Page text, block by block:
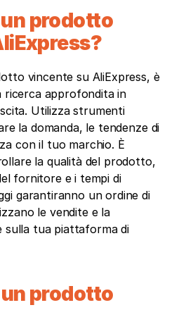
prodotto
vincente su AliExpress, è
ricerca approfondita in
Utilizza strumenti
la domanda, le tendenze di
con il tuo marchio. È
la qualità del prodotto,
fornitore e i tempi di
garantiranno un ordine di
le vendite e la
sulla tua piattaforma di
prodotto